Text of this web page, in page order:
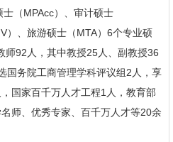
（MPAcc）、审计硕士
）、旅游硕士（MTA）6个专业硕
师92人，其中教授25人、副教授36
国务院工商管理学科评议组2人，享
国家百千万人才工程1人，教育部
师、优秀专家、百千万人才等20余